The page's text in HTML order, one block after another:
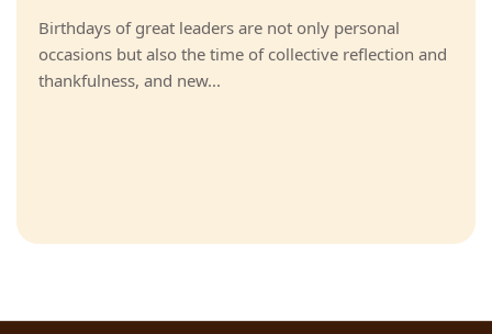
Birthdays of great leaders are not only personal
occasions but also the time of collective reflection and
thankfulness, and new...